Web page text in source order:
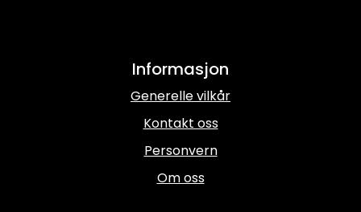
Informasjon
Generelle vilkår
Kontakt oss
Personvern
Om oss